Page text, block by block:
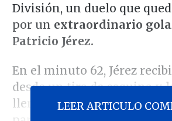
División, un duelo que
por un extraordinario
Patricio Jérez.
En el minuto 62, Jérez
desde un tiro de esquina y
lleno para pegarle de
LEER ARTICULO